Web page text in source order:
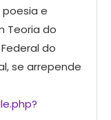
poesia e
Teoria do
do
se arrepende